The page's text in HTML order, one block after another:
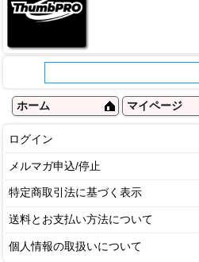
ホーム マイページ
ログイン
メルマガ申込/停止
特定商取引法に基づく表示
送料とお支払い方法について
個人情報の取扱いについて